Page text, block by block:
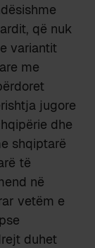
që nuk
variantit
me
jugore
dhe
shqiptarë
të
në
vetëm e
duhet